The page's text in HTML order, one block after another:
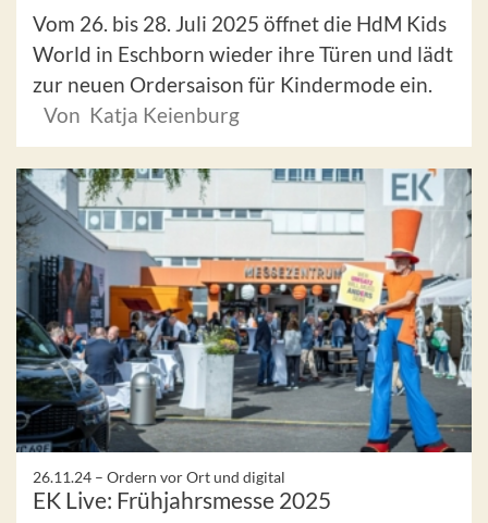
Vom 26. bis 28. Juli 2025 öffnet die HdM Kids
World in Eschborn wieder ihre Türen und lädt
zur neuen Ordersaison für Kindermode ein.
Von Katja Keienburg
26.11.24 – Ordern vor Ort und digital
EK Live: Frühjahrsmesse 2025